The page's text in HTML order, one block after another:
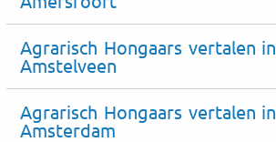
Agrarisch Hongaars vertalen in
Amstelveen
Agrarisch Hongaars vertalen in
Amsterdam